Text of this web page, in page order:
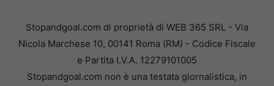
Stopandgoal.com di proprietà di WEB 365 SRL - Via
Nicola Marchese 10, 00141 Roma (RM) - Codice Fiscale
e Partita I.V.A. 12279101005
Stopandgoal.com non è una testata giornalistica, in